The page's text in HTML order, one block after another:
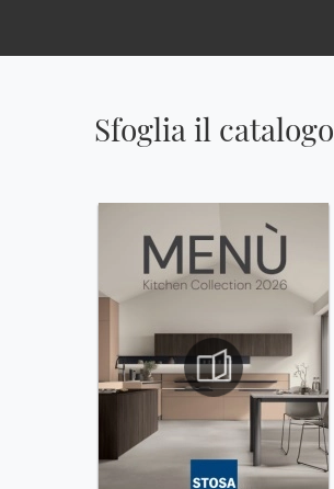
Sfoglia il catalogo